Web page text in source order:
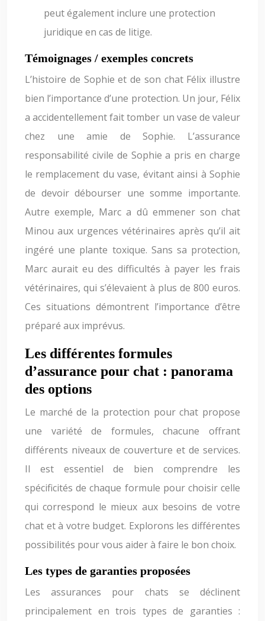
peut également inclure une protection
juridique en cas de litige.
Témoignages / exemples concrets
L’histoire de Sophie et de son chat Félix illustre
bien l’importance d’une protection. Un jour, Félix
a accidentellement fait tomber un vase de valeur
chez une amie de Sophie. L’assurance
responsabilité civile de Sophie a pris en charge
le remplacement du vase, évitant ainsi à Sophie
de devoir débourser une somme importante.
Autre exemple, Marc a dû emmener son chat
Minou aux urgences vétérinaires après qu’il ait
ingéré une plante toxique. Sans sa protection,
Marc aurait eu des difficultés à payer les frais
vétérinaires, qui s’élevaient à plus de 800 euros.
Ces situations démontrent l’importance d’être
préparé aux imprévus.
Les différentes formules
d’assurance pour chat : panorama
des options
Le marché de la protection pour chat propose
une variété de formules, chacune offrant
différents niveaux de couverture et de services.
Il est essentiel de bien comprendre les
spécificités de chaque formule pour choisir celle
qui correspond le mieux aux besoins de votre
chat et à votre budget. Explorons les différentes
possibilités pour vous aider à faire le bon choix.
Les types de garanties proposées
Les assurances pour chats se déclinent
principalement en trois types de garanties :